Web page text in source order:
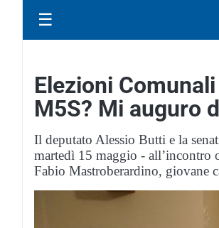
☰
Elezioni
M5S? Mi auguro
Il deputato Alessio Butti e la
martedì 15 maggio - all’incontro
Fabio Mastroberardino, giovane